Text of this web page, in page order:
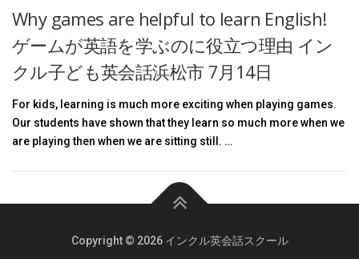
Why games are helpful to learn English!
ゲームが英語を学ぶのに役立つ理由 イン
クル子ども英会話浜松市 7月14日
For kids, learning is much more exciting when playing games.
Our students have shown that they learn so much more when we
are playing then when we are sitting still. …
Copyright © 2026 インクル英会話スクール